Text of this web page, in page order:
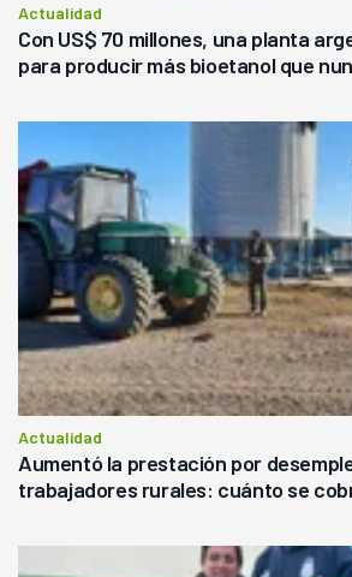
Actualidad
Con US$ 70 millones, una planta
para producir más bioetanol que
Actualidad
Aumentó la prestación por
trabajadores rurales: cuánto se